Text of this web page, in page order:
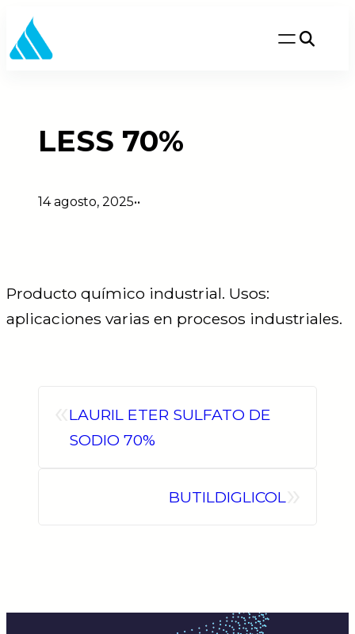
Saltar
al
LESS 70%
14 agosto, 2025••
Producto químico industrial. Usos:
aplicaciones varias en procesos industriales.
LAURIL ETER SULFATO DE
SODIO 70%
BUTILDIGLICOL